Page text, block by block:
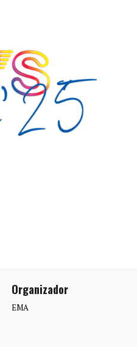
Organizador
EMA